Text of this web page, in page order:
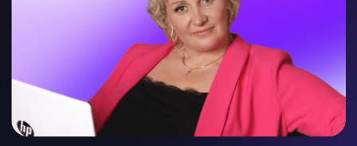
Генеральный директор компании WiseAdvice-IT.
Ведущий интегратор 1С в России
Как сделать, чтобы 1С окупился, а не стал черной